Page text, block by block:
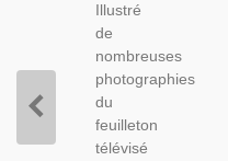
Illustré
de
nombreuses
photographies
du
feuilleton
télévisé